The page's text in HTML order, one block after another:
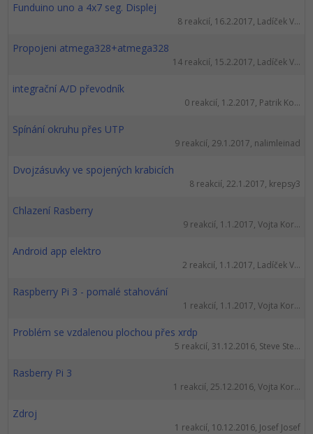
Funduino uno a 4x7 seg. Displej
8 reakcií, 16.2.2017, Ladíček V...
Propojeni atmega328+atmega328
14 reakcií, 15.2.2017, Ladíček V...
integrační A/D převodník
0 reakcií, 1.2.2017, Patrik Ko...
Spínání okruhu přes UTP
9 reakcií, 29.1.2017, nalimleinad
Dvojzásuvky ve spojených krabicích
8 reakcií, 22.1.2017, krepsy3
Chlazení Rasberry
9 reakcií, 1.1.2017, Vojta Kor...
Android app elektro
2 reakcií, 1.1.2017, Ladíček V...
Raspberry Pi 3 - pomalé stahování
1 reakcií, 1.1.2017, Vojta Kor...
Problém se vzdalenou plochou přes xrdp
5 reakcií, 31.12.2016, Steve Ste...
Rasberry Pi 3
1 reakcií, 25.12.2016, Vojta Kor...
Zdroj
1 reakcií, 10.12.2016, Josef Josef